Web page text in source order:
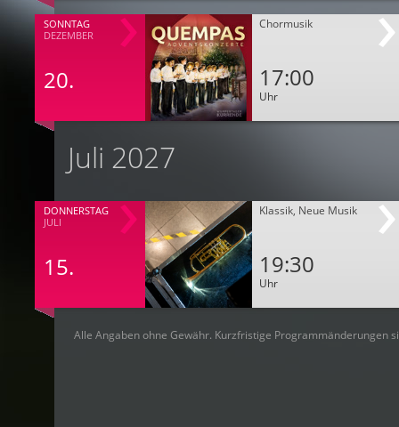
SONNTAG
DEZEMBER
20.
Chormusik
17:00
Uhr
Juli 2027
DONNERSTAG
JULI
15.
Klassik, Neue Musik
19:30
Uhr
Alle Angaben ohne Gewähr. Kurzfristige Programmänderungen